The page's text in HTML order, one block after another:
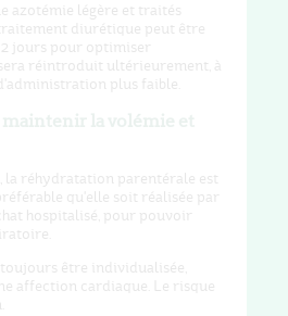
azotémie légère et traités
diurétique peut être
jours pour optimiser
réintroduit ultérieurement, à
plus faible.
la réhydratation parentérale est
qu'elle soit réalisée par
hospitalisé, pour pouvoir
être individualisée,
affection cardiaque. Le risque